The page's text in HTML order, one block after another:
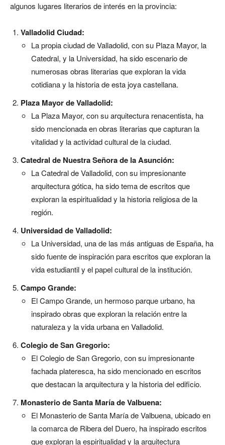
algunos lugares literarios de interés en la provincia:
Valladolid Ciudad:
La propia ciudad de Valladolid, con su Plaza Mayor, la
Catedral, y la Universidad, ha sido escenario de
numerosas obras literarias que exploran la vida
cotidiana y la historia de esta joya castellana.
Plaza Mayor de Valladolid:
La Plaza Mayor, con su arquitectura renacentista, ha
sido mencionada en obras literarias que capturan la
vitalidad y la actividad cultural de la ciudad.
Catedral de Nuestra Señora de la Asunción:
La Catedral de Valladolid, con su impresionante
arquitectura gótica, ha sido tema de escritos que
exploran la espiritualidad y la historia religiosa de la
región.
Universidad de Valladolid:
La Universidad, una de las más antiguas de España, ha
sido fuente de inspiración para escritos que exploran la
vida estudiantil y el papel cultural de la institución.
Campo Grande:
El Campo Grande, un hermoso parque urbano, ha
inspirado obras que exploran la relación entre la
naturaleza y la vida urbana en Valladolid.
Colegio de San Gregorio:
El Colegio de San Gregorio, con su impresionante
fachada plateresca, ha sido mencionado en escritos
que destacan la arquitectura y la historia del edificio.
Monasterio de Santa María de Valbuena:
El Monasterio de Santa María de Valbuena, ubicado en
la comarca de Ribera del Duero, ha inspirado escritos
que exploran la espiritualidad y la arquitectura